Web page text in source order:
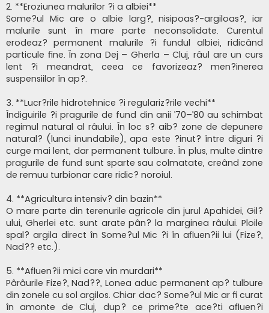
2. **Eroziunea malurilor ?i a albiei**
Some?ul Mic are o albie larg?, nisipoas?-argiloas?, iar
malurile sunt în mare parte neconsolidate. Curentul
erodeaz? permanent malurile ?i fundul albiei, ridicând
particule fine. În zona Dej – Gherla – Cluj, râul are un curs
lent ?i meandrat, ceea ce favorizeaz? men?inerea
suspensiilor în ap?.
3. **Lucr?rile hidrotehnice ?i regulariz?rile vechi**
Îndiguirile ?i pragurile de fund din anii ’70–’80 au schimbat
regimul natural al râului. În loc s? aib? zone de depunere
natural? (lunci inundabile), apa este ?inut? între diguri ?i
curge mai lent, dar permanent tulbure. În plus, multe dintre
pragurile de fund sunt sparte sau colmatate, creând zone
de remuu turbionar care ridic? noroiul.
4. **Agricultura intensiv? din bazin**
O mare parte din terenurile agricole din jurul Apahidei, Gil?
ului, Gherlei etc. sunt arate pân? la marginea râului. Ploile
spal? argila direct în Some?ul Mic ?i în afluen?ii lui (Fize?,
Nad?? etc.).
5. **Afluen?ii mici care vin murdari**
Pârâurile Fize?, Nad??, Lonea aduc permanent ap? tulbure
din zonele cu sol argilos. Chiar dac? Some?ul Mic ar fi curat
în amonte de Cluj, dup? ce prime?te ace?ti afluen?i